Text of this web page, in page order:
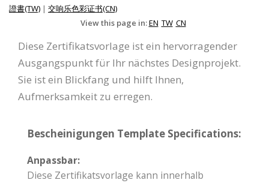
證書(TW) | 交响乐色彩证书(CN)
View this page in:EN TW CN
Diese Zertifikatsvorlage ist ein hervorragender
Ausgangspunkt für Ihr nächstes Designprojekt.
Sie ist ein Blickfang und hilft Ihnen,
Aufmerksamkeit zu erregen.
Bescheinigungen Template Specifications:
Anpassbar:
Diese Zertifikatsvorlage kann innerhalb